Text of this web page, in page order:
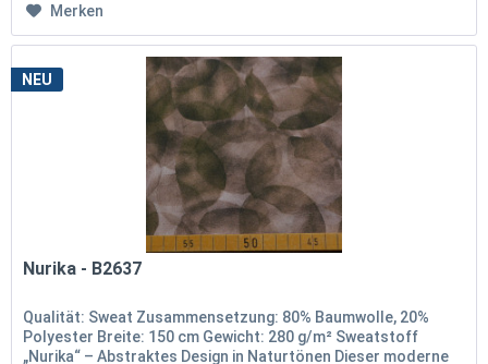
Merken
NEU
Nurika - B2637
Qualität: Sweat Zusammensetzung: 80% Baumwolle, 20%
Polyester Breite: 150 cm Gewicht: 280 g/m² Sweatstoff
„Nurika“ – Abstraktes Design in Naturtönen Dieser moderne